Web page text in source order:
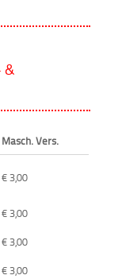
&
Masch. Vers.
€ 3,00
€ 3,00
€ 3,00
€ 3,00